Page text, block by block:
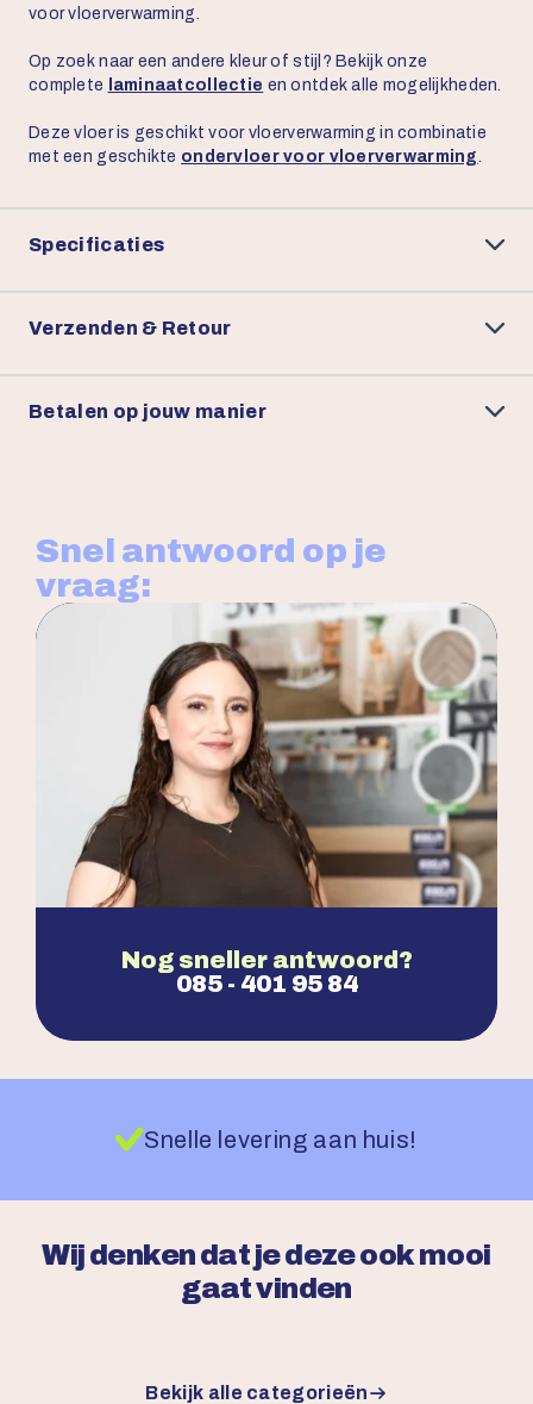
voor vloerverwarming.
Op zoek naar een andere kleur of stijl? Bekijk onze
complete
laminaatcollectie en ontdek alle mogelijkheden.
Deze vloer is geschikt voor vloerverwarming in combinatie
met een geschikte ondervloer voor vloerverwarming
Specificaties
Verzenden & Retour
Betalen op jouw manier
Snel antwoord op je
vraag:
Nog sneller antwoord?
085 - 401 95 84
Snelle levering aan huis!
Wij denken dat je deze ook mooi
gaat vinden
Bekijk alle categorieën